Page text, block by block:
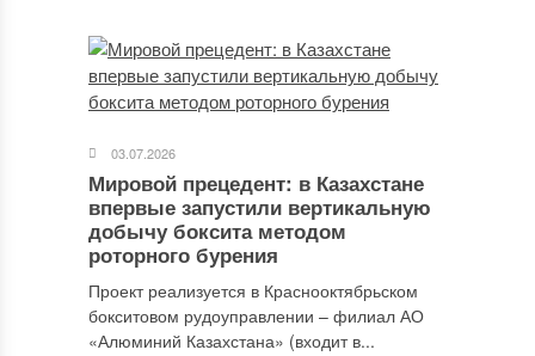
03.07.2026
Мировой прецедент: в Казахстане
впервые запустили вертикальную
добычу боксита методом
роторного бурения
Проект реализуется в Краснооктябрьском
бокситовом рудоуправлении – филиал АО
«Алюминий Казахстана» (входит в...